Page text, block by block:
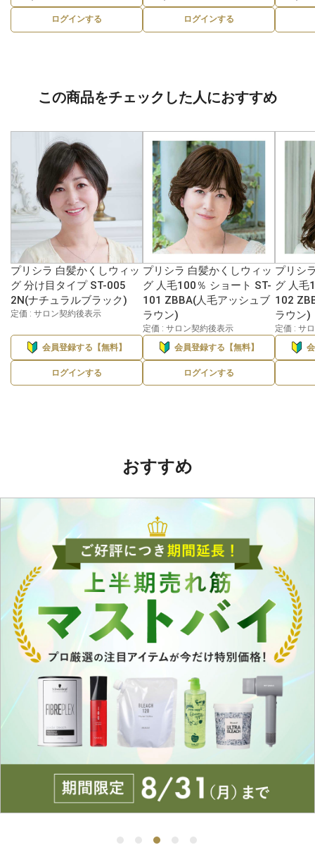
ログインする ログインする
この商品をチェックした人におすすめ
プリシラ 白髪かくしウィッ
グ 分け目タイプ ST-005
2N(ナチュラルブラック)
定価 : サロン契約後表示
会員登録する【無料】
ログインする
プリシラ 白髪かくしウィッ
グ 人毛100％ ショート ST-
101 ZBBA(人毛アッシュブ
ラウン)
定価 : サロン契約後表示
会員登録する【無料】
ログインする
プリシ
グ 人毛
102
ラウン)
定価 : サ
おすすめ